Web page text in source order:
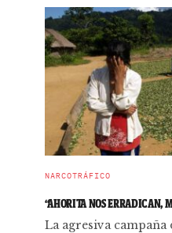
NARCOTRÁFICO
“AHORITA NOS ERRADICAN,
La agresiva